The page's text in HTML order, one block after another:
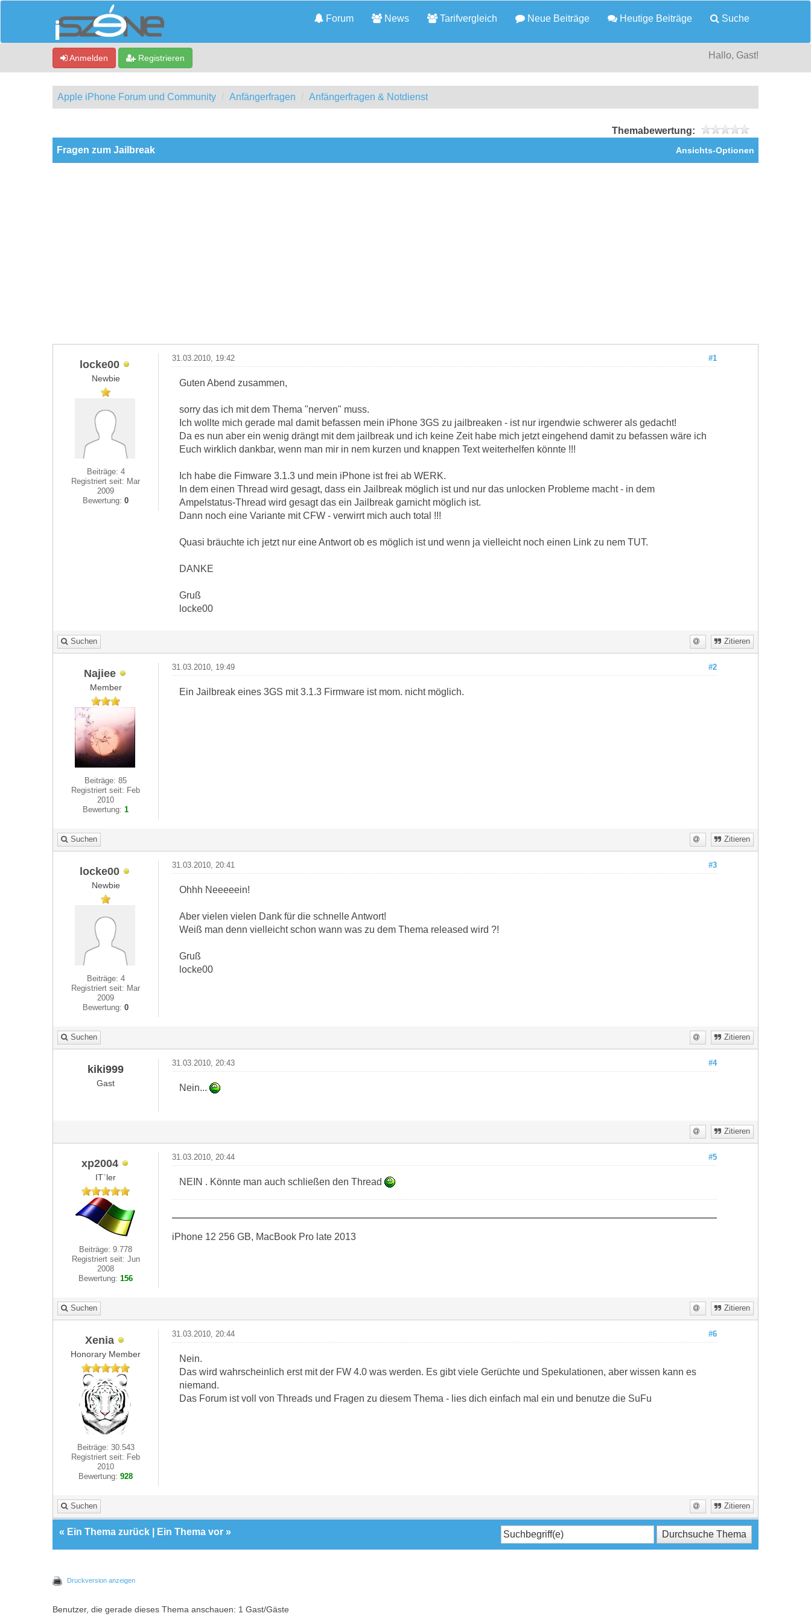
Forum News Tarifvergleich Neue Beiträge Heutige Beiträge Suche
Anmelden Registrieren Hallo, Gast!
Apple iPhone Forum und Community Anfängerfragen Anfängerfragen & Notdienst
Themabewertung:
Ansichts-Optionen
Fragen zum Jailbreak
locke00
Newbie
Beiträge: 4
Registriert seit: Mar
2009
Bewertung:0
#1
31.03.2010, 19:42
Guten Abend zusammen,
sorry das ich mit dem Thema "nerven" muss.
Ich wollte mich gerade mal damit befassen mein iPhone 3GS zu jailbreaken - ist nur irgendwie schwerer als gedacht!
Da es nun aber ein wenig drängt mit dem jailbreak und ich keine Zeit habe mich jetzt eingehend damit zu befassen wäre ich
Euch wirklich dankbar, wenn man mir in nem kurzen und knappen Text weiterhelfen könnte !!!
Ich habe die Fimware 3.1.3 und mein iPhone ist frei ab WERK.
In dem einen Thread wird gesagt, dass ein Jailbreak möglich ist und nur das unlocken Probleme macht - in dem
Ampelstatus-Thread wird gesagt das ein Jailbreak garnicht möglich ist.
Dann noch eine Variante mit CFW - verwirrt mich auch total !!!
Quasi bräuchte ich jetzt nur eine Antwort ob es möglich ist und wenn ja vielleicht noch einen Link zu nem TUT.
DANKE
Gruß
locke00
Suchen Zitieren
Najiee
Member
Beiträge: 85
Registriert seit: Feb
2010
Bewertung:1
#2
31.03.2010, 19:49
Ein Jailbreak eines 3GS mit 3.1.3 Firmware ist mom. nicht möglich.
Suchen Zitieren
locke00
Newbie
Beiträge: 4
Registriert seit: Mar
2009
Bewertung:0
#3
31.03.2010, 20:41
Ohhh Neeeeein!
Aber vielen vielen Dank für die schnelle Antwort!
Weiß man denn vielleicht schon wann was zu dem Thema released wird ?!
Gruß
locke00
Suchen Zitieren
kiki999
Gast
#4
31.03.2010, 20:43
Nein...
Zitieren
xp2004
IT`ler
Beiträge: 9.778
Registriert seit: Jun
2008
Bewertung:156
#5
31.03.2010, 20:44
NEIN . Könnte man auch schließen den Thread
iPhone 12 256 GB, MacBook Pro late 2013
Suchen Zitieren
Xenia
Honorary Member
Beiträge: 30.543
Registriert seit: Feb
2010
Bewertung:928
#6
31.03.2010, 20:44
Nein.
Das wird wahrscheinlich erst mit der FW 4.0 was werden. Es gibt viele Gerüchte und Spekulationen, aber wissen kann es
niemand.
Das Forum ist voll von Threads und Fragen zu diesem Thema - lies dich einfach mal ein und benutze die SuFu
Suchen Zitieren
« Ein Thema zurück Ein Thema vor »
Druckversion anzeigen
Benutzer, die gerade dieses Thema anschauen: 1 Gast/Gäste